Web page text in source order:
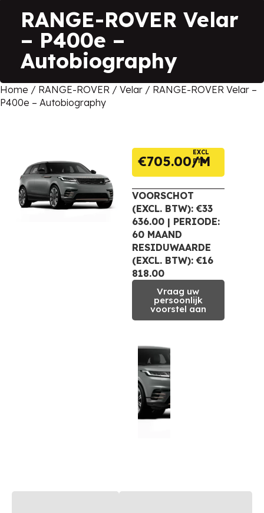
RANGE-ROVER Velar
– P400e –
Autobiography
Home / RANGE-ROVER / Velar / RANGE-ROVER Velar –
P400e – Autobiography
€705.00
EXCL
BTW
VOORSCHOT
(EXCL. BTW): €33
636.00 | PERIODE:
60 MAAND
RESIDUWAARDE
(EXCL. BTW): €16
818.00
Vraag uw
persoonlijk
voorstel aan